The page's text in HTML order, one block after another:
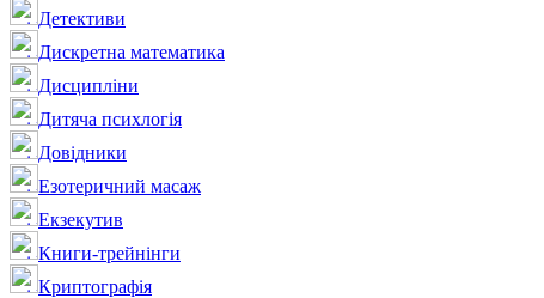
Детективи
Дискретна математика
Дисципліни
Дитяча психлогія
Довідники
Езотеричний масаж
Екзекутив
Книги-трейнінги
Криптографія